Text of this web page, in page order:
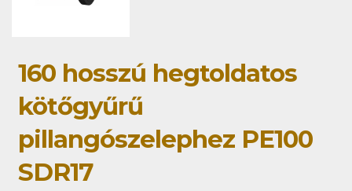
160 hosszú hegtoldatos
kötőgyűrű
pillangószelephez PE100
SDR17